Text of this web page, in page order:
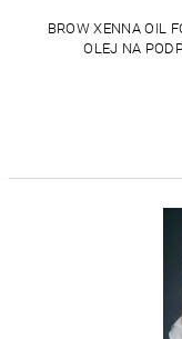
BROW XENNA OIL
OLEJ NA